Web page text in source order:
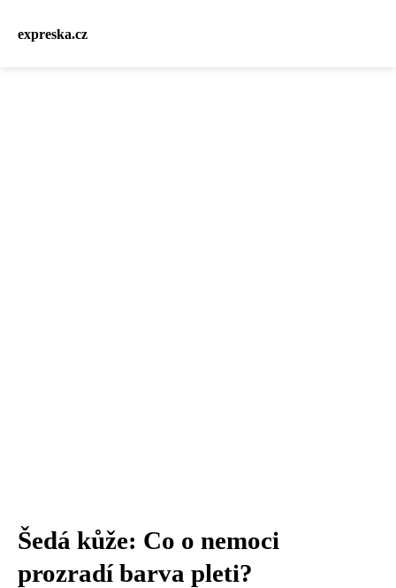
expreska.cz
Šedá kůže: Co o nemoci
prozradí barva pleti?